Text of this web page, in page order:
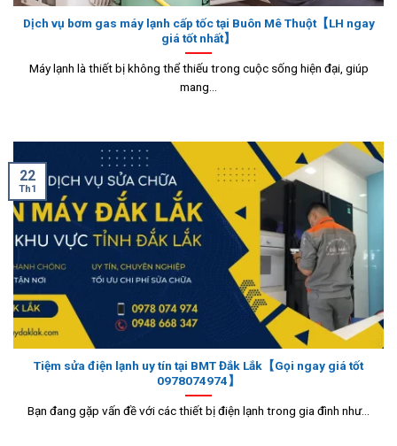
Dịch vụ bơm gas máy lạnh cấp tốc tại Buôn Mê Thuột【LH ngay
giá tốt nhất】
Máy lạnh là thiết bị không thể thiếu trong cuộc sống hiện đại, giúp
mang...
Tiệm sửa điện lạnh uy tín tại BMT Đắk Lắk【Gọi ngay giá tốt
0978074974】
Bạn đang gặp vấn đề với các thiết bị điện lạnh trong gia đình như...
22
Th1